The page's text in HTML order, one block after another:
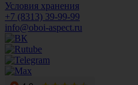
Условия хранения
+7 (8313) 39-99-99
info@oboi-aspect.ru